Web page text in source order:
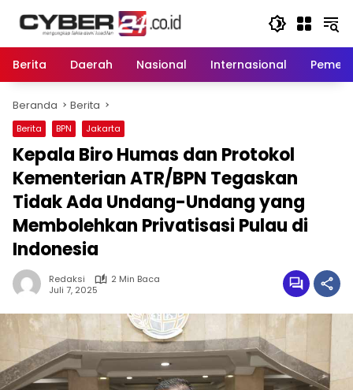
Berita
Daerah Nasional Internasional
Beranda Berita
Berita BPN Jakarta
Kepala Biro Humas dan Protokol
Kementerian ATR/BPN Tegaskan
Tidak Ada Undang-Undang yang
Membolehkan Privatisasi Pulau di
Indonesia
Redaksi
2 Min Baca
Juli 7, 2025